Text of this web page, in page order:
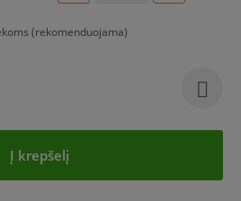
(rekomenduojama)
Į krepšelį